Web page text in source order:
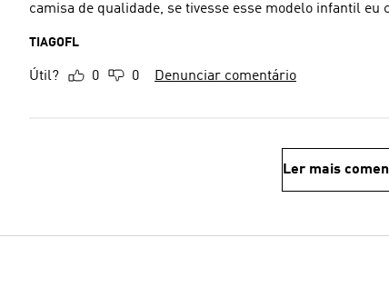
camisa de qualidade, se tivesse esse modelo infantil eu
TIAGOFL
Útil? 0 0 Denunciar comentário
Ler mais